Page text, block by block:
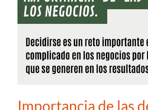
Importancia de las